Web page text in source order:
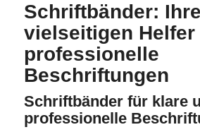
Schriftbänder: Ihre
vielseitigen Helfer
professionelle
Beschriftungen
Schriftbänder für klare
professionelle